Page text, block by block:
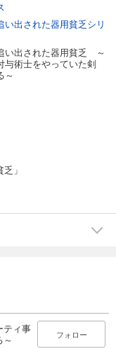
い出された器用貧乏シリ
い出された器用貧乏 ～
与術士をやっていた剣
～
」
ティ事
フォロー